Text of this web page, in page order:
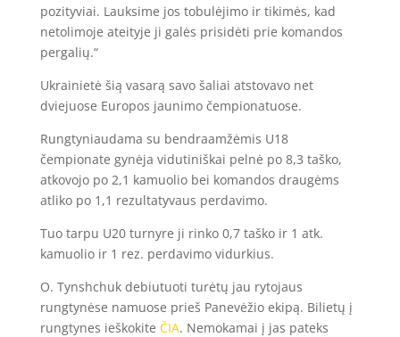
pozityviai. Lauksime jos tobulėjimo ir tikimės, kad
netolimoje ateityje ji galės prisidėti prie komandos
pergalių.“
Ukrainietė šią vasarą savo šaliai atstovavo net
dviejuose Europos jaunimo čempionatuose.
Rungtyniaudama su bendraamžėmis U18
čempionate gynėja vidutiniškai pelnė po 8,3 taško,
atkovojo po 2,1 kamuolio bei komandos draugėms
atliko po 1,1 rezultatyvaus perdavimo.
Tuo tarpu U20 turnyre ji rinko 0,7 taško ir 1 atk.
kamuolio ir 1 rez. perdavimo vidurkius.
O. Tynshchuk debiutuoti turėtų jau rytojaus
rungtynėse namuose prieš Panevėžio ekipą. Bilietų į
rungtynes ieškokite ČIA. Nemokamai į jas pateks